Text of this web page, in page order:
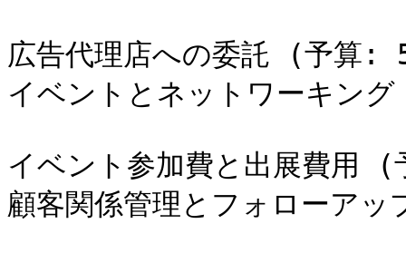
広告代理店への委託 (予算:
イベントとネットワーキング
イベント参加費と出展費用
顧客関係管理とフォローアッ